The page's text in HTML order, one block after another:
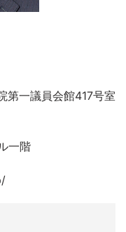
一議員会館417号室
一階